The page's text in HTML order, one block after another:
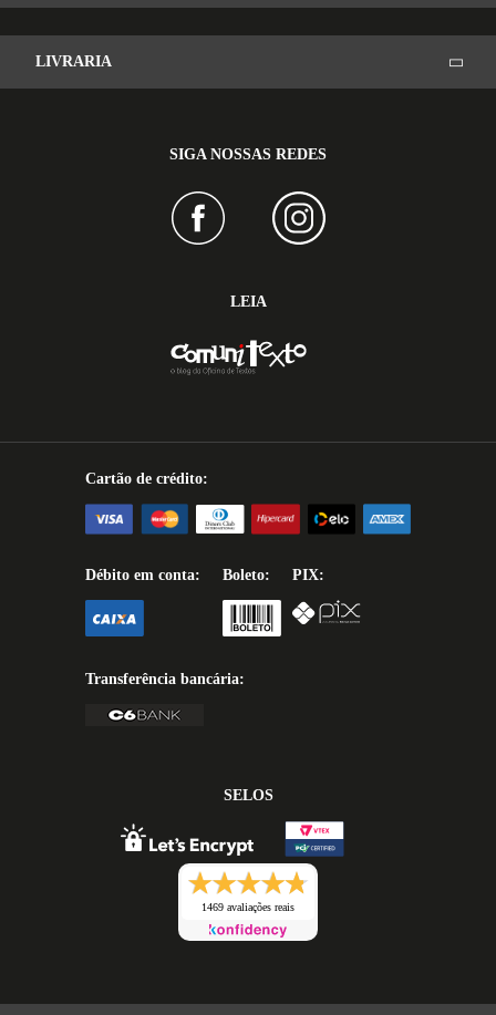
LIVRARIA
SIGA NOSSAS REDES
LEIA
Cartão de crédito:
Débito em conta: Boleto: PIX:
Transferência bancária:
SELOS
1469 avaliações reais